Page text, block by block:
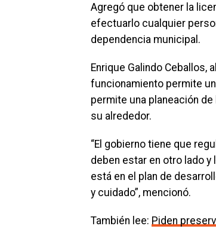
Agregó que obtener la
efectuarlo cualquier
dependencia municipal.
Enrique Galindo Ceballos,
funcionamiento permite
permite una planeación
su alrededor.
“El gobierno tiene que
deben estar en otro lado
está en el plan de
y cuidado”, mencionó.
También lee: Piden